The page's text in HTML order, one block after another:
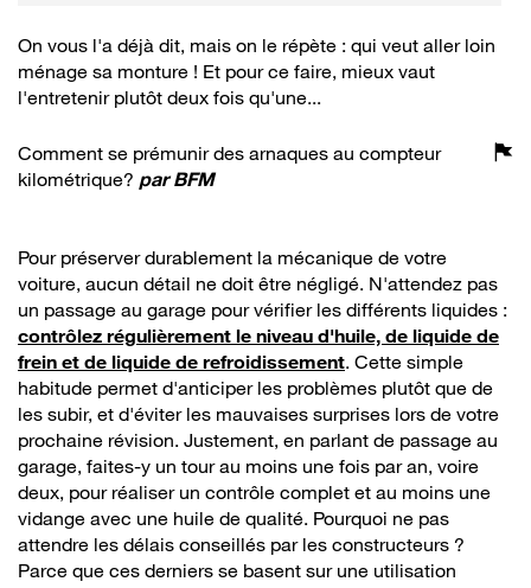
On vous l'a déjà dit, mais on le répète : qui veut aller loin
ménage sa monture ! Et pour ce faire, mieux vaut
l'entretenir plutôt deux fois qu'une...
Comment se prémunir des arnaques au compteur
kilométrique? parBFM
Pour préserver durablement la mécanique de votre
voiture, aucun détail ne doit être négligé. N'attendez pas
un passage au garage pour vérifier les différents liquides :
contrôlez régulièrement le niveau d'huile, de liquide de
frein et de liquide de refroidissement. Cette simple
habitude permet d'anticiper les problèmes plutôt que de
les subir, et d'éviter les mauvaises surprises lors de votre
prochaine révision. Justement, en parlant de passage au
garage, faites-y un tour au moins une fois par an, voire
deux, pour réaliser un contrôle complet et au moins une
vidange avec une huile de qualité. Pourquoi ne pas
attendre les délais conseillés par les constructeurs ?
Parce que ces derniers se basent sur une utilisation